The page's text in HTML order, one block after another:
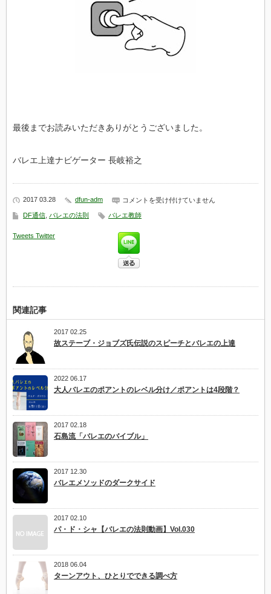
最後までお読みいただきありがとうございました。
バレエ上達ナビゲーター 長岐裕之
2017 03.28 dfun-adm
バ
エ
真
贋
は
コメントを受け付けていません
DF通信 バレエの法則 バレエ教師
Tweets Twitter
関連記事
2017 02.25
故ステーブ・ジョブズ氏伝説のスピーチとバレエの上達
2022 06.17
大人バレエのポアントのレベル分け／ポアントは4段階？
2017 02.18
石島流「バレエのバイブル」
2017 12.30
バレエメソッドのダークサイド
2017 02.10
パ・ド・シャ【バレエの法則動画】Vol.030
2018 06.04
ターンアウト、ひとりでできる調べ方